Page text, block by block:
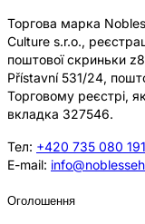
Торгова марка
Culture s.r.o.,
поштової скриньки
Přístavní 531/24,
Торговому реєстрі,
вкладка 327546.
Тел: +420 735 080 191
E-mail:
Оголошення